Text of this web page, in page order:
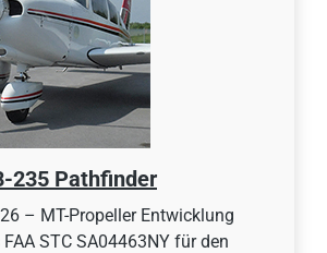
235 Pathfinder
– MT-Propeller Entwicklung
STC SA04463NY für den